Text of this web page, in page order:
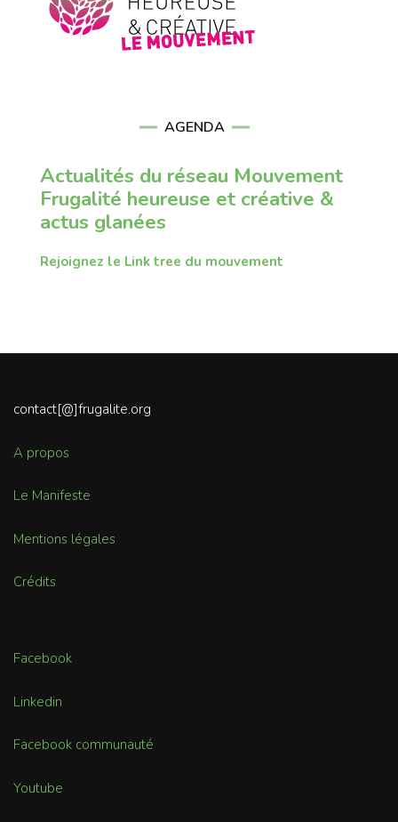
AGENDA
Actualités du réseau Mouvement
Frugalité heureuse et créative &
actus glanées
Rejoignez le Link tree du mouvement
contact[@]frugalite.org
A propos
Le Manifeste
Mentions légales
Crédits
Facebook
Linkedin
Facebook communauté
Youtube